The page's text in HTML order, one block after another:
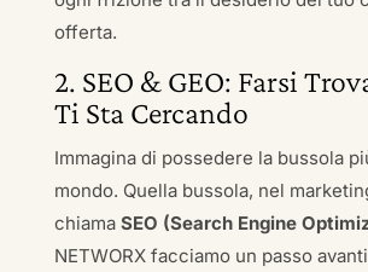
offerta.
2. SEO & GEO: Farsi
Ti Sta Cercando
Immagina di possedere la bussola
mondo. Quella bussola, nel
chiama SEO (Search Engine
NETWORX facciamo un passo